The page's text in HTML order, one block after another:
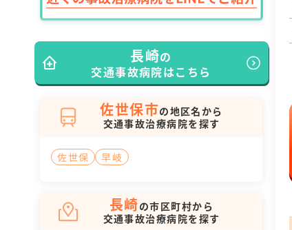
長崎の
交通事故病院はこちら
佐世保市の地区名から
交通事故治療病院を探す
佐世保 早岐
長崎の市区町村から
交通事故治療病院を探す